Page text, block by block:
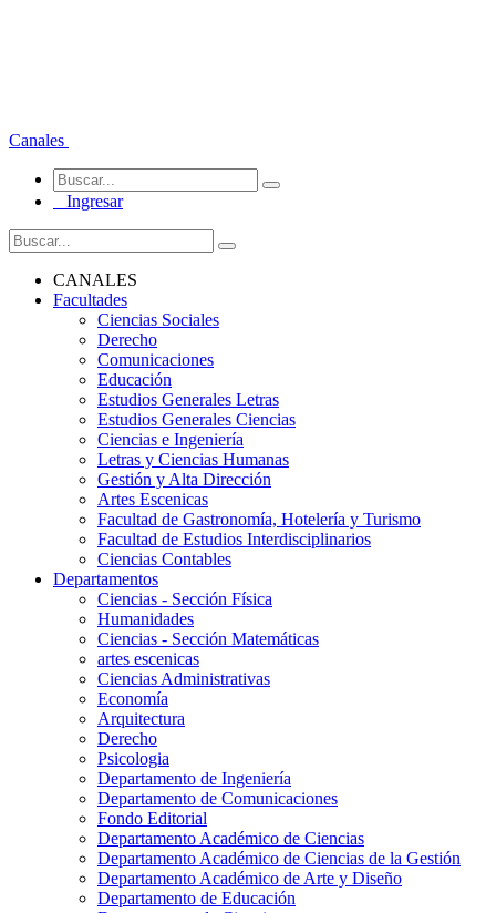
Canales
Ingresar
CANALES
Facultades
Ciencias Sociales
Derecho
Comunicaciones
Educación
Estudios Generales Letras
Estudios Generales Ciencias
Ciencias e Ingeniería
Letras y Ciencias Humanas
Gestión y Alta Dirección
Artes Escenicas
Facultad de Gastronomía, Hotelería y Turismo
Facultad de Estudios Interdisciplinarios
Ciencias Contables
Departamentos
Ciencias - Sección Física
Humanidades
Ciencias - Sección Matemáticas
artes escenicas
Ciencias Administrativas
Economía
Arquitectura
Derecho
Psicologia
Departamento de Ingeniería
Departamento de Comunicaciones
Fondo Editorial
Departamento Académico de Ciencias
Departamento Académico de Ciencias de la Gestión
Departamento Académico de Arte y Diseño
Departamento de Educación